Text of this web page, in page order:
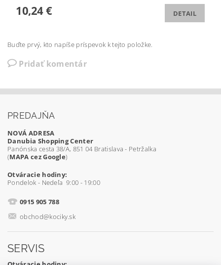
10,24 € DETAIL
Buďte prvý, kto napíše príspevok k tejto položke.
Pridať komentár
PREDAJŇA
NOVÁ ADRESA
Danubia Shopping Center
Panónska cesta 38/A, 851 04 Bratislava - Petržalka
(MAPA cez Google)
Otváracie hodiny:
Pondelok - Nedeľa 9:00 - 19:00
0915 905 788
obchod@kociky.sk
SERVIS